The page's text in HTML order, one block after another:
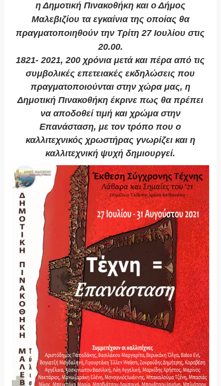
η Δημοτική Πινακοθήκη και ο Δήμος
Μαλεβιζίου τα εγκαίνια της οποίας θα
πραγματοποιηθούν την Τρίτη 27 Ιουλίου στις
20.00.
1821- 2021, 200 χρόνια μετά και πέρα από τις
συμβολικές επετειακές εκδηλώσεις που
πραγματοποιούνται στην χώρα μας, η
Δημοτική Πινακοθήκη έκρινε πως θα πρέπει
να αποδοθεί τιμή και χρώμα στην
Επανάσταση, με τον τρόπο που ο
καλλιτεχνικός χρωστήρας γνωρίζει και η
καλλιτεχνική ψυχή δημιουργεί.